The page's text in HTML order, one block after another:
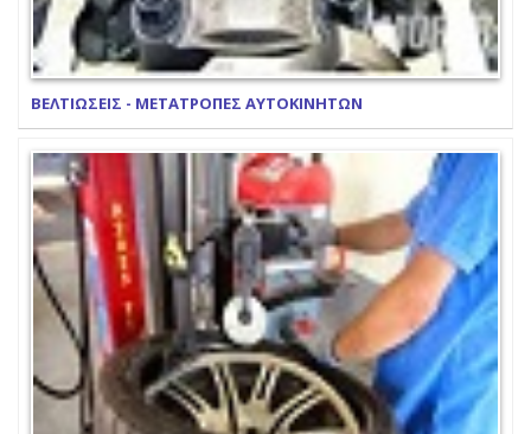
ΒΕΛΤΙΩΣΕΙΣ - ΜΕΤΑΤΡΟΠΕΣ ΑΥΤΟΚΙΝΗΤΩΝ